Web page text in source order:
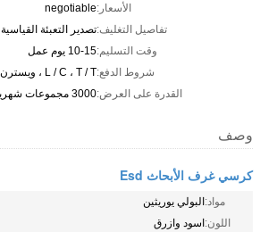
الأسعار:negotiable
تفاصيل التغليف:تصدير التعبئة القياسية
وقت التسليم:10-15 يوم عمل
شروط الدفع:L / C ، T / T ، ويسترن يونيون
القدرة على العرض:3000 مجموعات شهريا
وصف
كرسي غرف الأبحاث Esd
مواد:البولي يوريثين
اللون:اسود وازرق